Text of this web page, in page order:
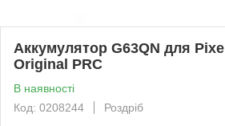
Аккумулятор G63QN для
Original PRC
В наявності
Код: 0208244
Роздріб